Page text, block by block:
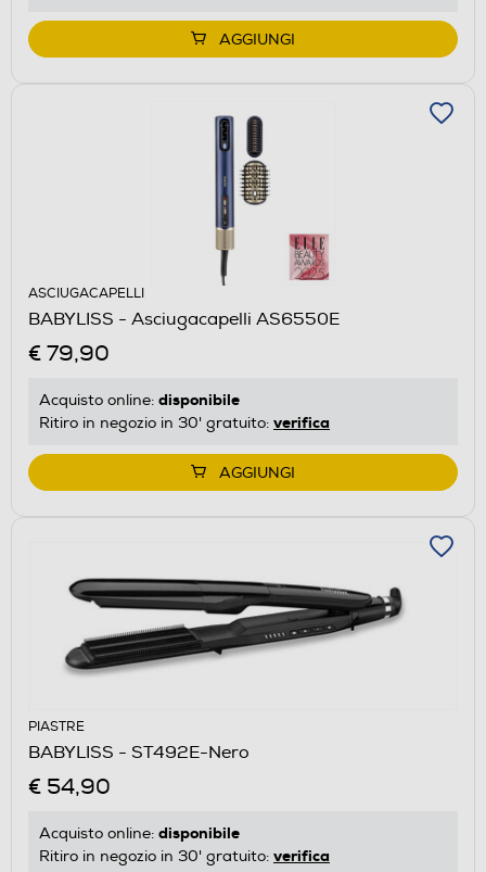
AGGIUNGI
ASCIUGACAPELLI
BABYLISS - Asciugacapelli AS6550E
€ 79,90
Acquisto online: disponibile
Ritiro in negozio in 30' gratuito: verifica
AGGIUNGI
PIASTRE
BABYLISS - ST492E-Nero
€ 54,90
Acquisto online: disponibile
Ritiro in negozio in 30' gratuito: verifica